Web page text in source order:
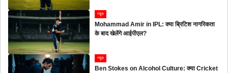
न्यूज
Mohammad Amir in IPL: क्या ब्रिटिश नागरिकता
के बाद खेलेंगे आईपीएल?
न्यूज
Ben Stokes on Alcohol Culture: क्या Cricket